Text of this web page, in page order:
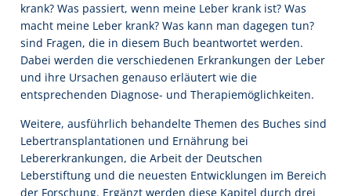
krank? Was passiert, wenn meine Leber krank ist? Was
macht meine Leber krank? Was kann man dagegen tun?
sind Fragen, die in diesem Buch beantwortet werden.
Dabei werden die verschiedenen Erkrankungen der Leber
und ihre Ursachen genauso erläutert wie die
entsprechenden Diagnose- und Therapiemöglichkeiten.
Weitere, ausführlich behandelte Themen des Buches sind
Lebertransplantationen und Ernährung bei
Lebererkrankungen, die Arbeit der Deutschen
Leberstiftung und die neuesten Entwicklungen im Bereich
der Forschung. Ergänzt werden diese Kapitel durch drei